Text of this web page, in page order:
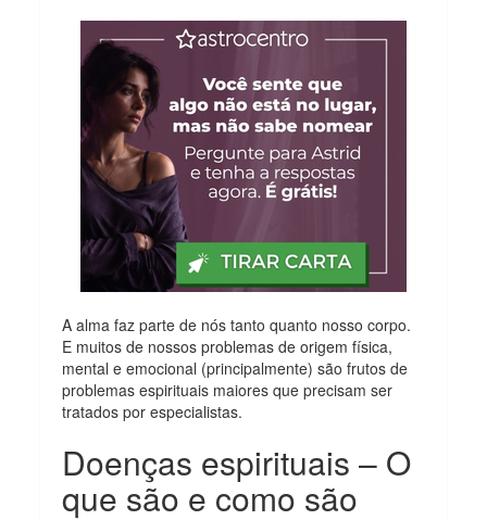
A alma faz parte de nós tanto quanto nosso corpo.
E muitos de nossos problemas de origem física,
mental e emocional (principalmente) são frutos de
problemas espirituais maiores que precisam ser
tratados por especialistas.
Doenças espirituais – O
que são e como são